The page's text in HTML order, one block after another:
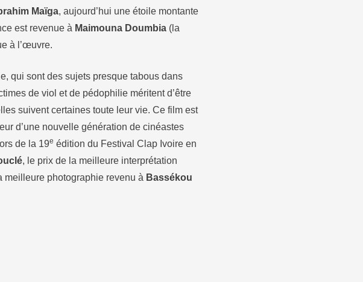
Maïga, aujourd’hui une étoile montante
est revenue à Maimouna Doumbia (la
à l’œuvre.
qui sont des sujets presque tabous dans
de viol et de pédophilie méritent d’être
suivent certaines toute leur vie. Ce film est
d’une nouvelle génération de cinéastes
de la 19e édition du Festival Clap Ivoire en
, le prix de la meilleure interprétation
meilleure photographie revenu à Bassékou